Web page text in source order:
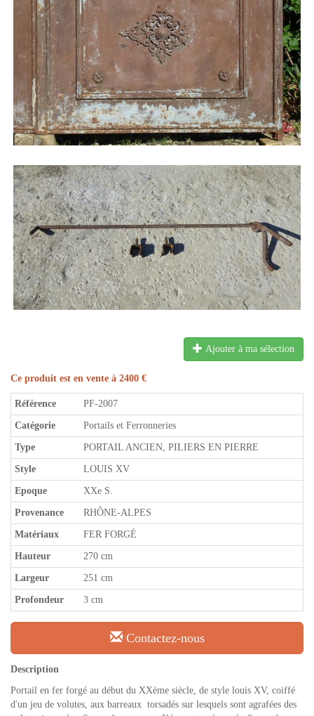
Ajouter à ma sélection
Ce produit est en vente à 2400 €
Référence PF-2007
Catégorie Portails et Ferronneries
Type PORTAIL ANCIEN, PILIERS EN PIERRE
Style LOUIS XV
Epoque XXe S.
Provenance RHÔNE-ALPES
Matériaux FER FORGÉ
Hauteur 270 cm
Largeur 251 cm
Profondeur 3 cm
Contactez-nous
Description
Portail en fer forgé au début du XXème siècle, de style louis XV, coiffé
d'un jeu de volutes, aux barreaux torsadés sur lesquels sont agrafées des